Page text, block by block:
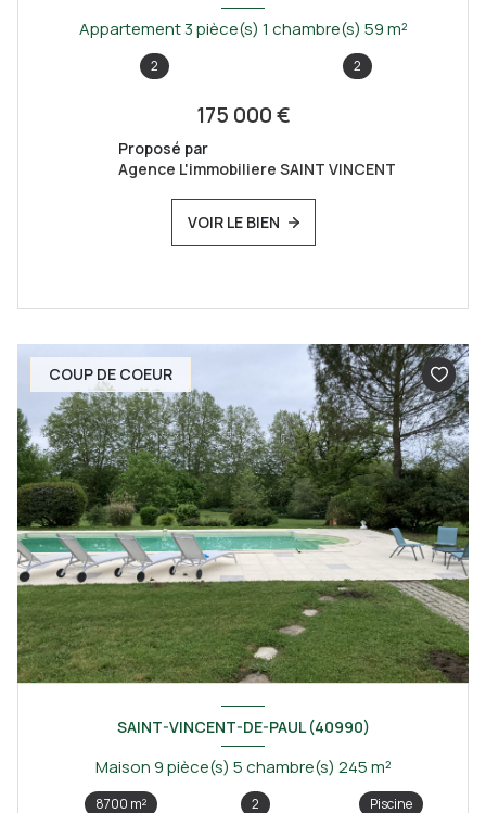
Appartement 3 pièce(s) 1 chambre(s) 59 m²
2 2
175 000 €
Proposé par
Agence L'immobiliere SAINT VINCENT
VOIR LE BIEN
COUP DE COEUR
SAINT-VINCENT-DE-PAUL (40990)
Maison 9 pièce(s) 5 chambre(s) 245 m²
8700 m² 2 Piscine